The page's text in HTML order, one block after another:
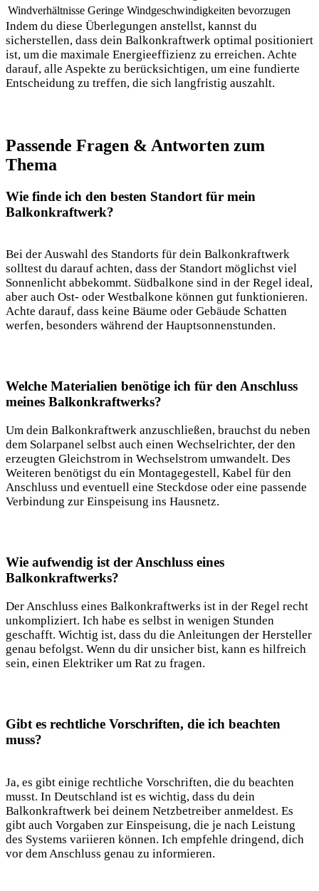
Windverhältnisse Geringe Windgeschwindigkeiten bevorzugen
Indem du⁤ diese Überlegungen anstellst, kannst ​du⁤
sicherstellen, dass dein Balkonkraftwerk optimal positioniert
ist,‍ um die maximale Energieeffizienz ‍zu ‌erreichen. ⁢Achte‍
darauf, alle Aspekte zu berücksichtigen,⁢ um‍ eine ⁣fundierte
Entscheidung zu ‌treffen, die sich ⁤langfristig auszahlt.
Passende ​Fragen & Antworten zum
Thema
Wie finde​ ich⁣ den besten Standort für mein‌
Balkonkraftwerk?
Bei der Auswahl ​des Standorts ⁣für dein Balkonkraftwerk
solltest du​ darauf achten, dass der Standort möglichst viel⁣
Sonnenlicht abbekommt. Südbalkone sind in der Regel ‍ideal,‍
aber auch Ost- oder Westbalkone können‌ gut funktionieren.
Achte darauf, dass ⁢keine Bäume oder Gebäude Schatten
⁢werfen, besonders⁤ während⁣ der ⁤Hauptsonnenstunden.
Welche Materialien benötige ich ​für‍ den Anschluss
meines‌ Balkonkraftwerks?
Um ​dein Balkonkraftwerk anzuschließen, ‌brauchst du neben
dem Solarpanel selbst ⁢auch einen Wechselrichter, der ⁣den
erzeugten Gleichstrom ⁣in Wechselstrom ‍umwandelt. Des‌
Weiteren ⁣benötigst du ein Montagegestell, Kabel für den
Anschluss und​ eventuell eine Steckdose oder eine ​passende
Verbindung zur Einspeisung ins Hausnetz.
Wie aufwendig ist der ‍Anschluss eines
Balkonkraftwerks?
Der Anschluss eines Balkonkraftwerks ist in der⁣ Regel⁣ recht
unkompliziert. ​Ich habe⁢ es selbst in wenigen Stunden
geschafft. Wichtig ist, ⁢dass⁣ du⁤ die Anleitungen der‌ Hersteller​
genau befolgst. Wenn du dir unsicher‌ bist, kann⁤ es hilfreich ​
sein, einen Elektriker um‍ Rat zu fragen.
Gibt es ‍rechtliche ‌Vorschriften, die ‌ich⁢ beachten
muss?
Ja, es gibt einige‌ rechtliche Vorschriften, die du beachten
musst. In Deutschland ist ‍es‌ wichtig, dass du‍ dein
Balkonkraftwerk ⁣bei deinem Netzbetreiber anmeldest. Es
gibt auch⁢ Vorgaben zur Einspeisung,‌ die je nach Leistung
des Systems variieren können. Ich empfehle dringend,​ dich​
vor⁤ dem Anschluss genau zu informieren.